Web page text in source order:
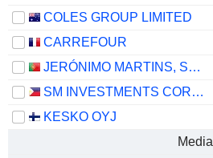
COLES GROUP LIMITED
CARREFOUR
JERÓNIMO MARTINS, SGPS, S.A.
SM INVESTMENTS CORPORATION
KESKO OYJ
Media